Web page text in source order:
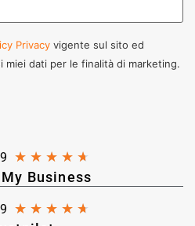
Privacy vigente sul sito ed
dati per le finalità di marketing.
★ ★ ★ ★ ★
Business
★ ★ ★ ★ ★